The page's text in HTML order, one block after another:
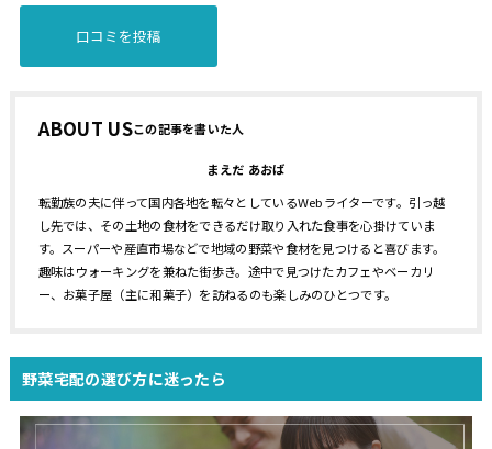
ABOUT US
まえだ あおば
転勤族の夫に伴って国内各地を転々としているWebライターです。引っ越
し先では、その土地の食材をできるだけ取り入れた食事を心掛けていま
す。スーパーや産直市場などで地域の野菜や食材を見つけると喜びます。
趣味はウォーキングを兼ねた街歩き。途中で見つけたカフェやベーカリ
ー、お菓子屋（主に和菓子）を訪ねるのも楽しみのひとつです。
野菜宅配の選び方に迷ったら